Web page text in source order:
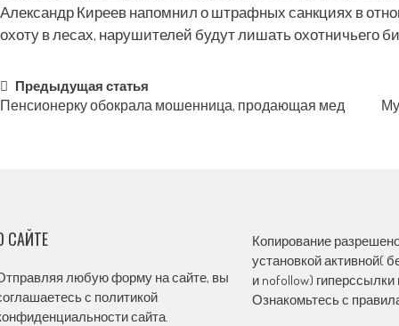
Александр Киреев напомнил о штрафных санкциях в
охоту в лесах, нарушителей будут лишать охотничьего
Post
Предыдущая статья
Пенсионерку обокрала мошенница, продающая мед
САЙТЕ
любую форму на сайте, вы
с политикой
сайта.
Копирование
установкой активной(
и nofollow) гиперссылки
Ознакомьтесь с